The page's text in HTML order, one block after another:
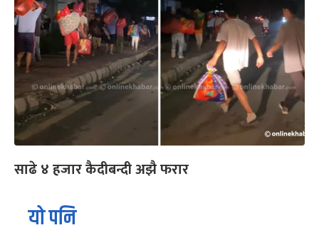
साढे ४ हजार कैदीबन्दी अझै फरार
यो पनि